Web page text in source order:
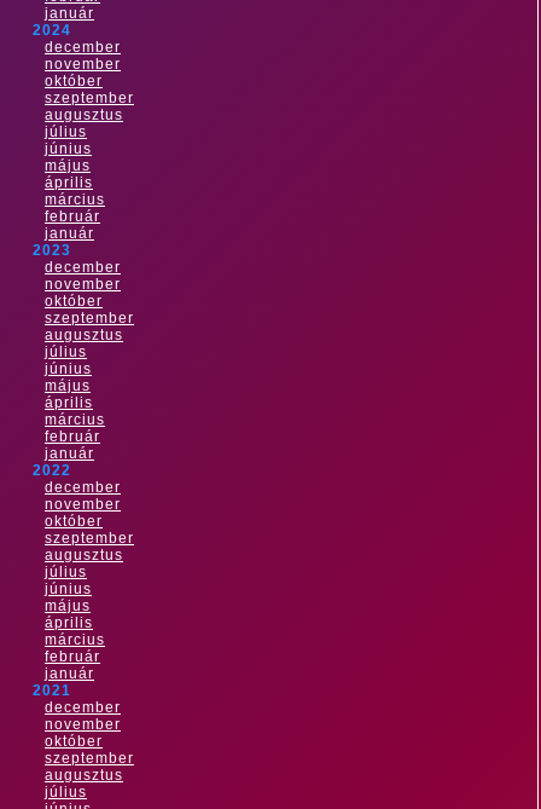
január
2024
december
november
október
szeptember
augusztus
július
június
május
április
március
február
január
2023
december
november
október
szeptember
augusztus
július
június
május
április
március
február
január
2022
december
november
október
szeptember
augusztus
július
június
május
április
március
február
január
2021
december
november
október
szeptember
augusztus
július